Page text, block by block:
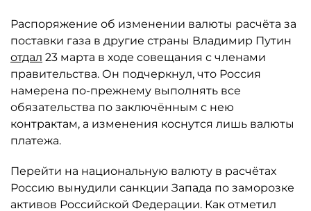
Распоряжение об изменении валюты расчёта за
поставки газа в другие страны Владимир Путин
отдал 23 марта в ходе совещания с членами
правительства. Он подчеркнул, что Россия
намерена по-прежнему выполнять все
обязательства по заключённым с нею
контрактам, а изменения коснутся лишь валюты
платежа.
Перейти на национальную валюту в расчётах
Россию вынудили санкции Запада по заморозке
активов Российской Федерации. Как отметил